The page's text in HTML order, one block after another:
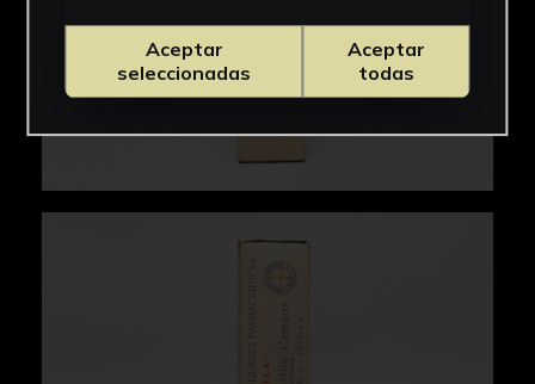
Aceptar
seleccionadas
Aceptar
todas